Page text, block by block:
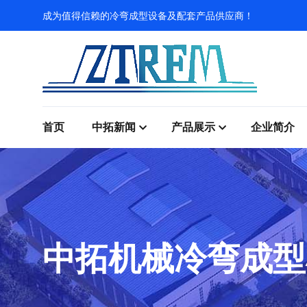
成为值得信赖的冷弯成型设备及配套产品供应商！
首页 中拓新闻 产品展示 企业简介
中拓机械冷弯成